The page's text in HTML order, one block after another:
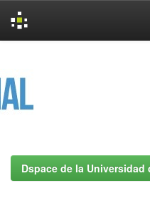
Dspace de la Universidad